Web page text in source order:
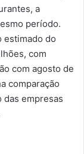
a
período.
estimado do
com
com agosto de
comparação
das empresas